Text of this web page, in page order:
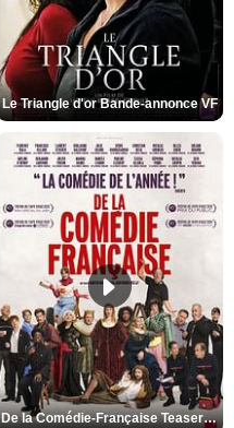
Le Triangle d'or Bande-annonce VF
De la Comédie-Française Teaser VF